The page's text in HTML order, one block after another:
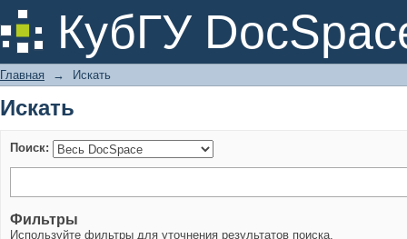
КубГУ
Искать
Главная → Искать
Искать
Поиск:
Фильтры
Используйте фильтры для уточнения результатов поиска.